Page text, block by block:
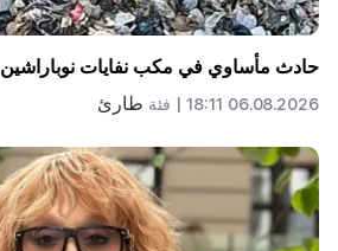
حادث مأساوي في مكب نفايات نوباراشين
06.08.2026 18:11 | فئة طارئ